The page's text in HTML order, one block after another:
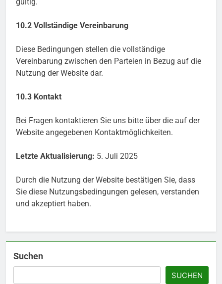
10.2 Vollständige Vereinbarung
Diese Bedingungen stellen die vollständige
Vereinbarung zwischen den Parteien in Bezug auf die
Nutzung der Website dar.
10.3 Kontakt
Bei Fragen kontaktieren Sie uns bitte über die auf der
Website angegebenen Kontaktmöglichkeiten.
Letzte Aktualisierung: 5. Juli 2025
Durch die Nutzung der Website bestätigen Sie, dass
Sie diese Nutzungsbedingungen gelesen, verstanden
und akzeptiert haben.
Suchen
SUCHEN
Details werten Sie jedes